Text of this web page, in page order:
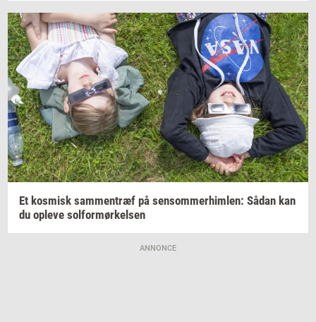
Et kos­misk sam­men­træf på sen­som­mer­him­len: Sådan kan
du op­le­ve sol­for­mør­kel­sen
ANNONCE